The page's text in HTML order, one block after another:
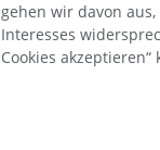
gehen wir davon
Interesses
Cookies akzeptieren“